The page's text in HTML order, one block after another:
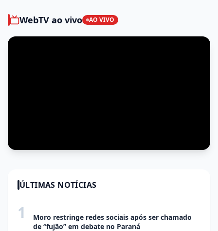
WebTV ao vivo AO VIVO
ÚLTIMAS NOTÍCIAS
1
Moro restringe redes sociais após ser chamado
de “fujão” em debate no Paraná